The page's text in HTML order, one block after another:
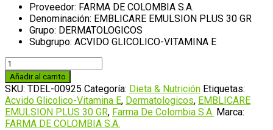
Proveedor: FARMA DE COLOMBIA S.A.
Denominación: EMBLICARE EMULSION PLUS 30 GR
Grupo: DERMATOLOGICOS
Subgrupo: ACVIDO GLICOLICO-VITAMINA E
EMBLICARE
EMULSION
PLUS
30
GR
cantidad
Añadir al carrito
SKU: TDEL-00925 Categoría: Dieta & Nutrición Etiquetas:
Acvido Glicolico-Vitamina E, Dermatologicos, EMBLICARE
EMULSION PLUS 30 GR, Farma De Colombia S.A. Marca:
FARMA DE COLOMBIA S.A.